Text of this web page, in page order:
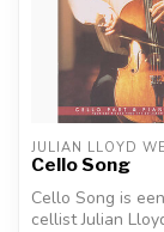
JULIAN LLOYD
Cello Song
Cello Song is
cellist Julian